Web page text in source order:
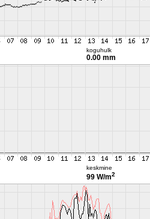
koguhulk
0.00 mm
keskmine
99 W/m2